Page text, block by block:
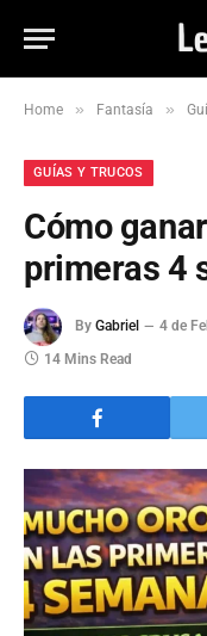
Home » Fantasía »
GUÍAS Y TRUCOS
Cómo
primeras 4
By Gabriel 4 de
14 Mins Read